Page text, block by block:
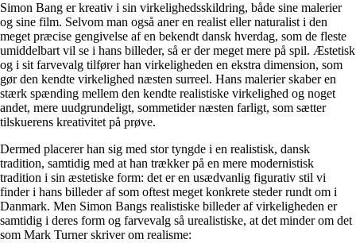
Simon Bang er kreativ i sin virkelighedsskildring, både sine malerier
og sine film. Selvom man også aner en realist eller naturalist i den
meget præcise gengivelse af en bekendt dansk hverdag, som de fleste
umiddelbart vil se i hans billeder, så er der meget mere på spil. Æstetisk
og i sit farvevalg tilfører han virkeligheden en ekstra dimension, som
gør den kendte virkelighed næsten surreel. Hans malerier skaber en
stærk spænding mellem den kendte realistiske virkelighed og noget
andet, mere uudgrundeligt, sommetider næsten farligt, som sætter
tilskuerens kreativitet på prøve.
Dermed placerer han sig med stor tyngde i en realistisk, dansk
tradition, samtidig med at han trækker på en mere modernistisk
tradition i sin æstetiske form: det er en usædvanlig figurativ stil vi
finder i hans billeder af som oftest meget konkrete steder rundt om i
Danmark. Men Simon Bangs realistiske billeder af virkeligheden er
samtidig i deres form og farvevalg så urealistiske, at det minder om det
som Mark Turner skriver om realisme: